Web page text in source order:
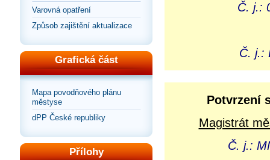
Varovná opatření
Způsob zajištění aktualizace
Grafická část
Mapa povodňového plánu
městyse
dPP České republiky
Přílohy
Č. j.:
Č. j.:
Potvrzení
Magistrát
Č. j.: